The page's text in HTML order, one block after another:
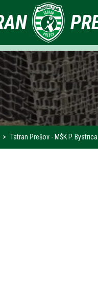
Tatran Prešov - MŠK P. Bystrica